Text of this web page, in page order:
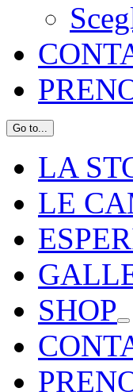
Go to...
LA
LE
SHOP